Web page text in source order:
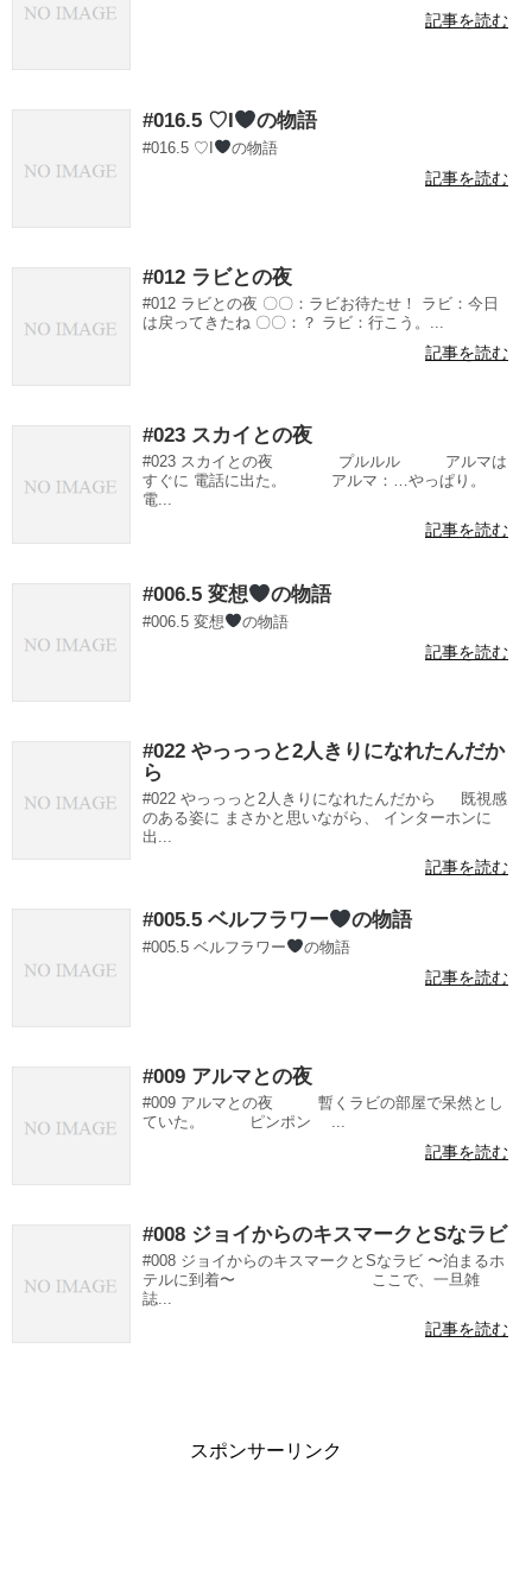
記事を読む
#016.5 ♡I の物語
#016.5 ♡I の物語
記事を読む
#012 ラビとの夜
#012 ラビとの夜 〇〇：ラビお待たせ！ ラビ：今日
は戻ってきたね 〇〇：？ ラビ：行こう。...
記事を読む
#023 スカイとの夜
#023 スカイとの夜 プルルル アルマは
すぐに 電話に出た。 アルマ：…やっぱり。
電...
記事を読む
#006.5 変想 の物語
#006.5 変想 の物語
記事を読む
#022 やっっっと2人きりになれたんだか
ら
#022 やっっっと2人きりになれたんだから 既視感
のある姿に まさかと思いながら、 インターホンに
出...
記事を読む
#005.5 ベルフラワー の物語
#005.5 ベルフラワー の物語
記事を読む
#009 アルマとの夜
#009 アルマとの夜 暫くラビの部屋で呆然とし
ていた。 ピンポン ...
記事を読む
#008 ジョイからのキスマークとSなラビ
#008 ジョイからのキスマークとSなラビ 〜泊まるホ
テルに到着〜 ここで、一旦雑
誌...
記事を読む
スポンサーリンク